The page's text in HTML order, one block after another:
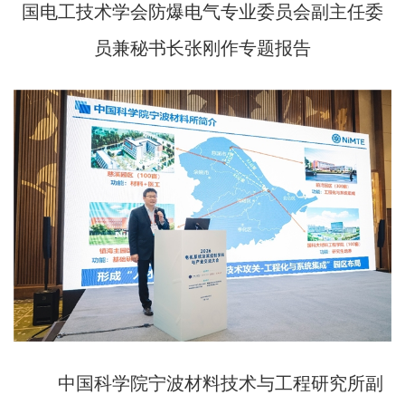
国电工技术学会防爆电气专业委员会副主任委
员兼秘书长张刚作专题报告
中国科学院宁波材料技术与工程研究所副